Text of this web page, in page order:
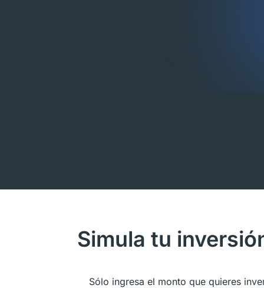
Simula tu
Sólo ingresa el monto que quieres